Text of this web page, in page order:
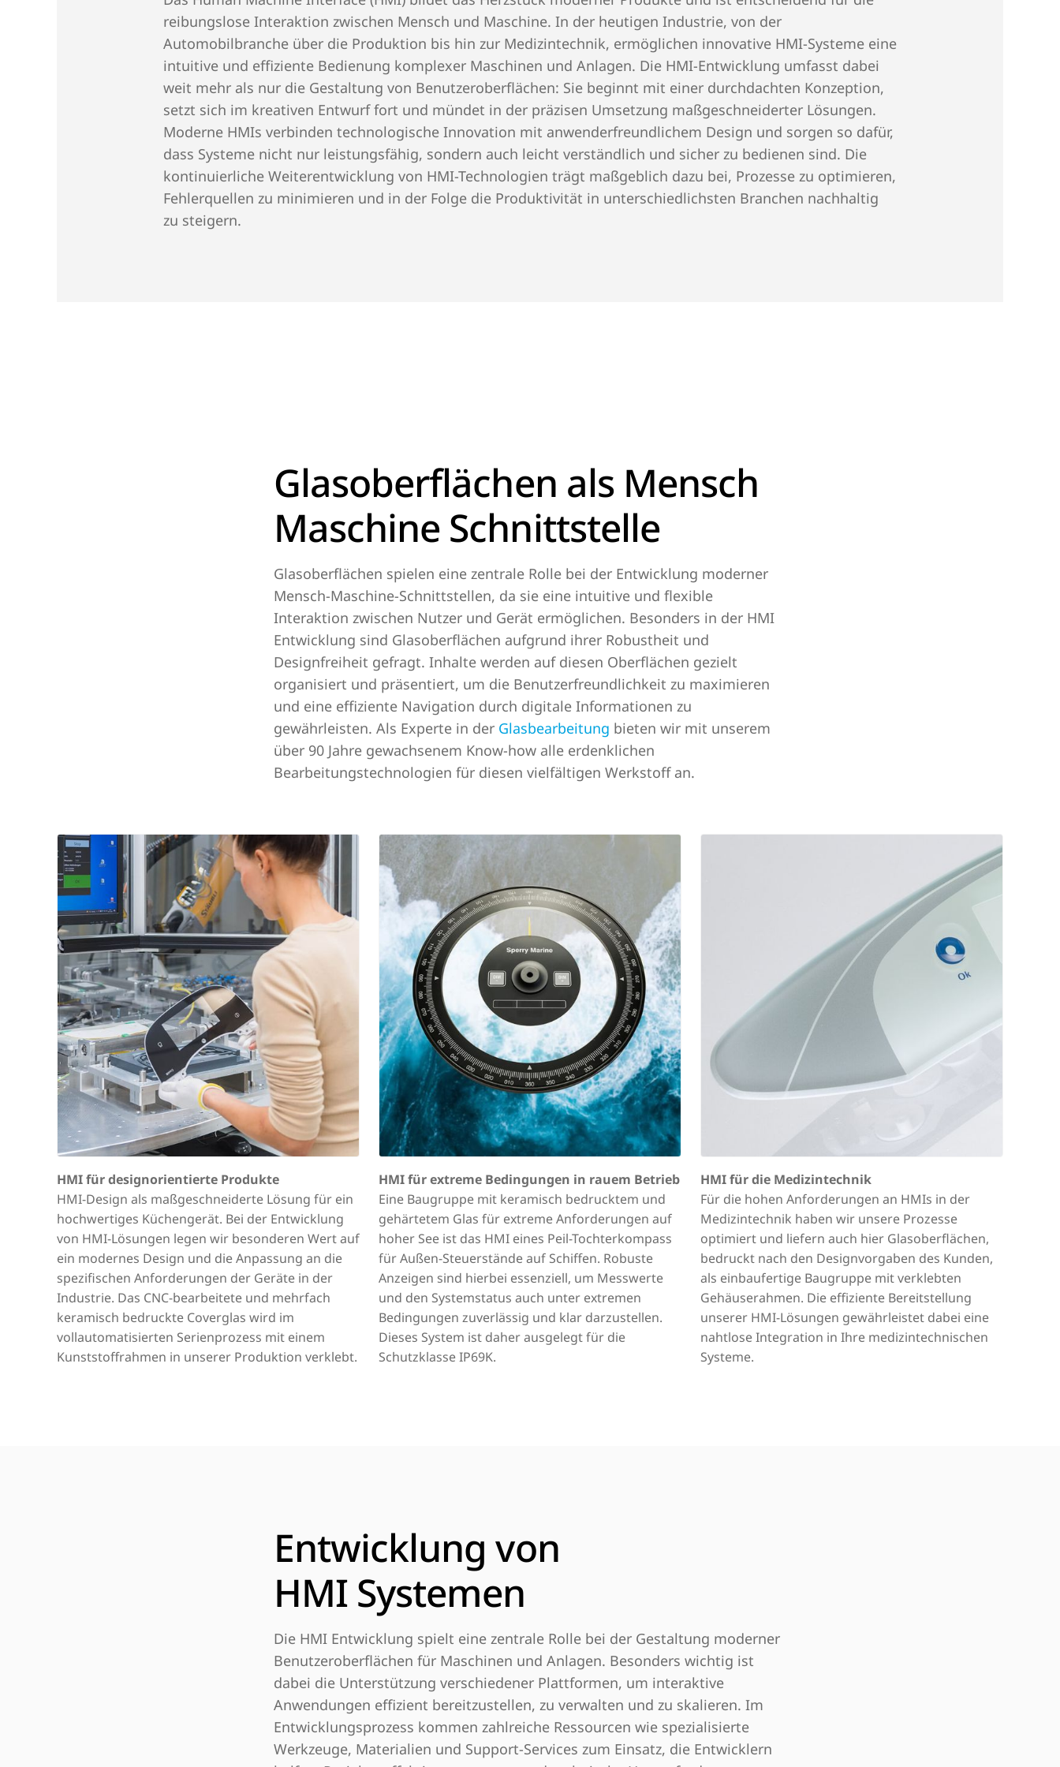
die jeweiligen Anwendungen zugeschnitten sind. Die Reise auf dem Weg zur HMI-
Entwicklung ist geprägt von kontinuierlicher Innovation, wobei aktuelle Trends wie Multi-
Touch-Gesten und die Kombination von haptischen Bedienelementen mit Touch-
Sensoren die Benutzerfreundlichkeit und Anwendererfahrung weiter verbessern.
Wenn es um hochwertiges Design, intuitive Bedienung und eine optimale User
Experience geht, sind wir ihr Partner.
reibungslose Interaktion zwischen Mensch und Maschine. In der heutigen Industrie, von der
Automobilbranche über die Produktion bis hin zur Medizintechnik, ermöglichen innovative HMI-Systeme eine
intuitive und effiziente Bedienung komplexer Maschinen und Anlagen. Die HMI-Entwicklung umfasst dabei
weit mehr als nur die Gestaltung von Benutzeroberflächen: Sie beginnt mit einer durchdachten Konzeption,
setzt sich im kreativen Entwurf fort und mündet in der präzisen Umsetzung maßgeschneiderter Lösungen.
Moderne HMIs verbinden technologische Innovation mit anwenderfreundlichem Design und sorgen so dafür,
dass Systeme nicht nur leistungsfähig, sondern auch leicht verständlich und sicher zu bedienen sind. Die
kontinuierliche Weiterentwicklung von HMI-Technologien trägt maßgeblich dazu bei, Prozesse zu optimieren,
Fehlerquellen zu minimieren und in der Folge die Produktivität in unterschiedlichsten Branchen nachhaltig
zu steigern.
Glasoberflächen als Mensch
Maschine Schnittstelle
Glasoberflächen spielen eine zentrale Rolle bei der Entwicklung moderner
Mensch-Maschine-Schnittstellen, da sie eine intuitive und flexible
Interaktion zwischen Nutzer und Gerät ermöglichen. Besonders in der HMI
Entwicklung sind Glasoberflächen aufgrund ihrer Robustheit und
Designfreiheit gefragt. Inhalte werden auf diesen Oberflächen gezielt
organisiert und präsentiert, um die Benutzerfreundlichkeit zu maximieren
und eine effiziente Navigation durch digitale Informationen zu
gewährleisten. Als Experte in der Glasbearbeitung bieten wir mit unserem
über 90 Jahre gewachsenem Know-how alle erdenklichen
Bearbeitungstechnologien für diesen vielfältigen Werkstoff an.
HMI für designorientierte Produkte
HMI-Design als maßgeschneiderte Lösung für ein
hochwertiges Küchengerät. Bei der Entwicklung
von HMI-Lösungen legen wir besonderen Wert auf
ein modernes Design und die Anpassung an die
spezifischen Anforderungen der Geräte in der
Industrie. Das CNC-bearbeitete und mehrfach
keramisch bedruckte Coverglas wird im
vollautomatisierten Serienprozess mit einem
Kunststoffrahmen in unserer Produktion verklebt.
HMI für extreme Bedingungen in rauem Betrieb
Eine Baugruppe mit keramisch bedrucktem und
gehärtetem Glas für extreme Anforderungen auf
hoher See ist das HMI eines Peil-Tochterkompass
für Außen-Steuerstände auf Schiffen. Robuste
Anzeigen sind hierbei essenziell, um Messwerte
und den Systemstatus auch unter extremen
Bedingungen zuverlässig und klar darzustellen.
Dieses System ist daher ausgelegt für die
Schutzklasse IP69K.
HMI für die Medizintechnik
Für die hohen Anforderungen an HMIs in der
Medizintechnik haben wir unsere Prozesse
optimiert und liefern auch hier Glasoberflächen,
bedruckt nach den Designvorgaben des Kunden,
als einbaufertige Baugruppe mit verklebten
Gehäuserahmen. Die effiziente Bereitstellung
unserer HMI-Lösungen gewährleistet dabei eine
nahtlose Integration in Ihre medizintechnischen
Systeme.
Entwicklung von
HMI Systemen
Die HMI Entwicklung spielt eine zentrale Rolle bei der Gestaltung moderner
Benutzeroberflächen für Maschinen und Anlagen. Besonders wichtig ist
dabei die Unterstützung verschiedener Plattformen, um interaktive
Anwendungen effizient bereitzustellen, zu verwalten und zu skalieren. Im
Entwicklungsprozess kommen zahlreiche Ressourcen wie spezialisierte
Werkzeuge, Materialien und Support-Services zum Einsatz, die Entwicklern